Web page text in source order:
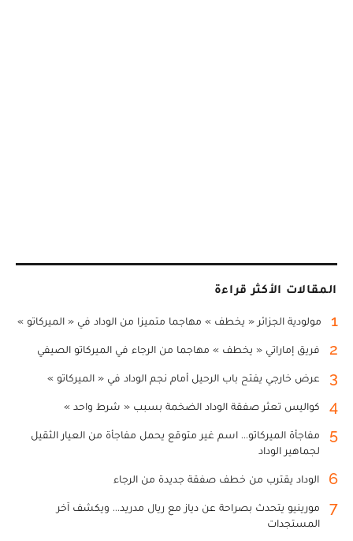
المقالات الأكثر قراءة
1 مولودية الجزائر « يخطف » مهاجما متميزا من الوداد في « الميركاتو »
2 فريق إماراتي « يخطف » مهاجما من الرجاء في الميركاتو الصيفي
3 عرض خارجي يفتح باب الرحيل أمام نجم الوداد في « الميركاتو »
4 كواليس تعثر صفقة الوداد الضخمة بسبب « شرط واحد »
5
مفاجأة الميركاتو... اسم غير متوقع يحمل مفاجأة من العيار الثقيل
لجماهير الوداد
6 الوداد يقترب من خطف صفقة جديدة من الرجاء
7
مورينيو يتحدث بصراحة عن دياز مع ريال مدريد... ويكشف آخر
المستجدات